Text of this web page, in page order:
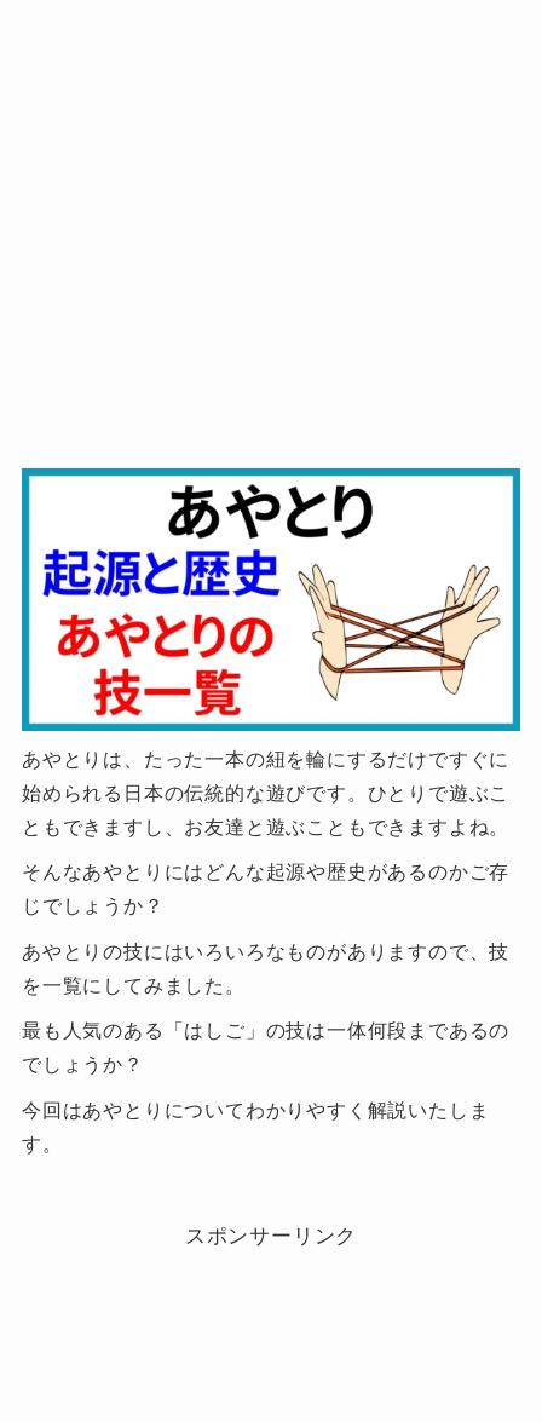
あやとりは、たった一本の紐を輪にするだけですぐに
始められる日本の伝統的な遊びです。ひとりで遊ぶこ
ともできますし、お友達と遊ぶこともできますよね。
そんなあやとりにはどんな起源や歴史があるのかご存
じでしょうか？
あやとりの技にはいろいろなものがありますので、技
を一覧にしてみました。
最も人気のある「はしご」の技は一体何段まであるの
でしょうか？
今回はあやとりについてわかりやすく解説いたしま
す。
スポンサーリンク